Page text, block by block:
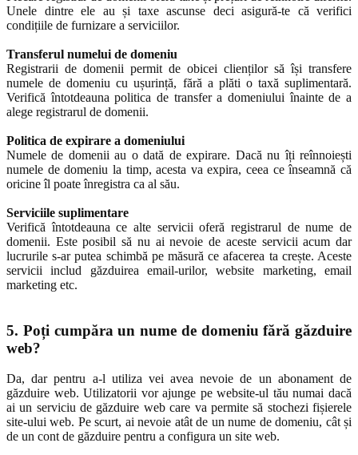
Unele dintre ele au și taxe ascunse deci asigură-te că verifici
condițiile de furnizare a serviciilor.
Transferul numelui de domeniu
Registrarii de domenii permit de obicei clienților să își transfere
numele de domeniu cu ușurință, fără a plăti o taxă suplimentară.
Verifică întotdeauna politica de transfer a domeniului înainte de a
alege registrarul de domenii.
Politica de expirare a domeniului
Numele de domenii au o dată de expirare. Dacă nu îți reînnoiești
numele de domeniu la timp, acesta va expira, ceea ce înseamnă că
oricine îl poate înregistra ca al său.
Serviciile suplimentare
Verifică întotdeauna ce alte servicii oferă registrarul de nume de
domenii. Este posibil să nu ai nevoie de aceste servicii acum dar
lucrurile s-ar putea schimbă pe măsură ce afacerea ta crește. Aceste
servicii includ găzduirea email-urilor, website marketing, email
marketing etc.
5. Poți cumpăra un nume de domeniu fără găzduire
web?
Da, dar pentru a-l utiliza vei avea nevoie de un abonament de
găzduire web. Utilizatorii vor ajunge pe website-ul tău numai dacă
ai un serviciu de găzduire web care va permite să stochezi fișierele
site-ului web. Pe scurt, ai nevoie atât de un nume de domeniu, cât și
de un cont de găzduire pentru a configura un site web.